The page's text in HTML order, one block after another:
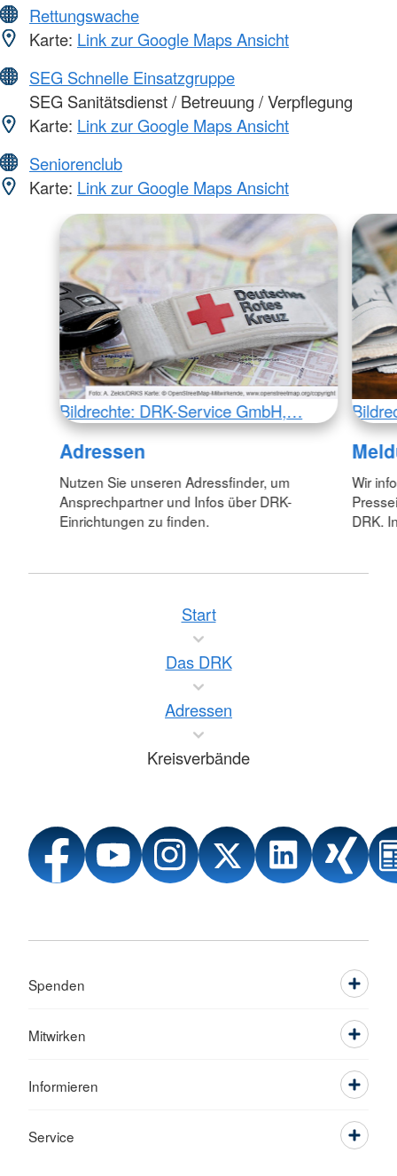
Rettungswache
Karte: Link zur Google Maps Ansicht
SEG Schnelle Einsatzgruppe
SEG Sanitätsdienst / Betreuung / Verpflegung
Karte: Link zur Google Maps Ansicht
Seniorenclub
Karte: Link zur Google Maps Ansicht
Bildrechte: DRK-Service GmbH,…
Adressen
Nutzen Sie unseren Adressfinder, um
Ansprechpartner und Infos über DRK-
Einrichtungen zu finden.
Wir
DRK.
Start
Das DRK
Adressen
Kreisverbände
Spenden
Mitwirken
Informieren
Service